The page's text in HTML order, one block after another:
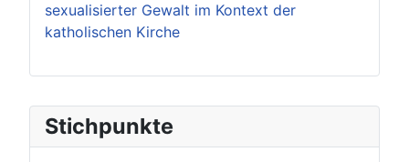
Stichpunkte
sexualisierter Gewalt im Kontext der
katholischen Kirche